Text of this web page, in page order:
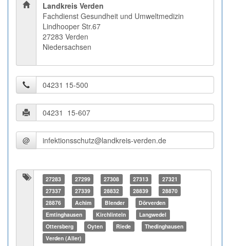
Landkreis Verden
Fachdienst Gesundheit und Umweltmedizin
Lindhooper Str.67
27283 Verden
Niedersachsen
@
27283 27299 27308 27313
27321
27337
27339 28832 28839
28870
28876
Achim Blender
Dörverden
Emtinghausen
Kirchlinteln
Langwedel
Ottersberg
Oyten Riede
Thedinghausen
Verden (Aller)